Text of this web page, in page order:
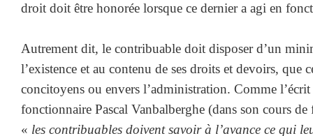
droit doit être honorée lorsque ce dernier a agi en
Autrement dit, le contribuable doit disposer d’un
l’existence et au contenu de ses droits et devoirs, que
concitoyens ou envers l’administration. Comme l’écrit
fonctionnaire Pascal Vanbalberghe (dans son cours
« les contribuables doivent savoir à l’avance ce qui